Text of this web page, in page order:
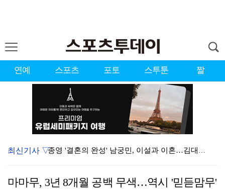
연예 스포츠 포토 스투툰 짤
종영 '결혼의 완성' 남궁민, 이설과 이혼…김대명·우지…
'마르무시 멀티골' 맨시티, '이강인 데뷔' AT마드리…
최신기사 ▽
마마무, 3년 8개월 공백 무색…역시 '믿듣맘무'